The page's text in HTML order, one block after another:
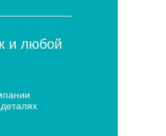
и любой